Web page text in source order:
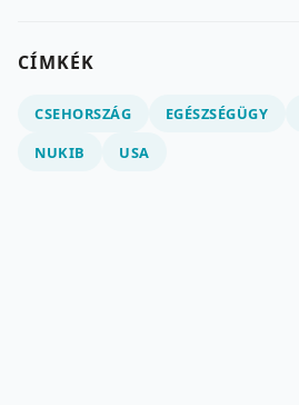
CÍMKÉK
CSEHORSZÁG EGÉSZSÉGÜGY
NUKIB
USA